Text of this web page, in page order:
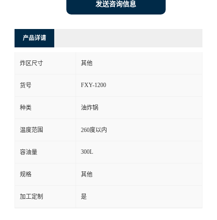
发送咨询信息
产品详请
炸区尺寸 其他
货号 FXY-1200
种类 油炸锅
温度范围 260度以内
容油量 300L
规格 其他
加工定制 是